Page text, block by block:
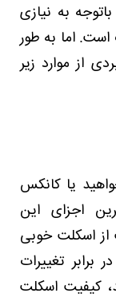
به نیازی
اما به‌ طور
از موارد زیر
یا کانکس
اجزای این
اسکلت خوبی
برابر تغییرات
کیفیت اسکلت